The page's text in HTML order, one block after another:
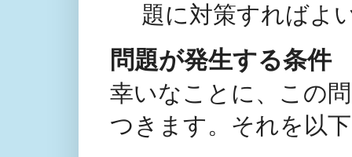
題に対策すればよ
問題が発生する条件
幸いなことに、この
つきます。それを以